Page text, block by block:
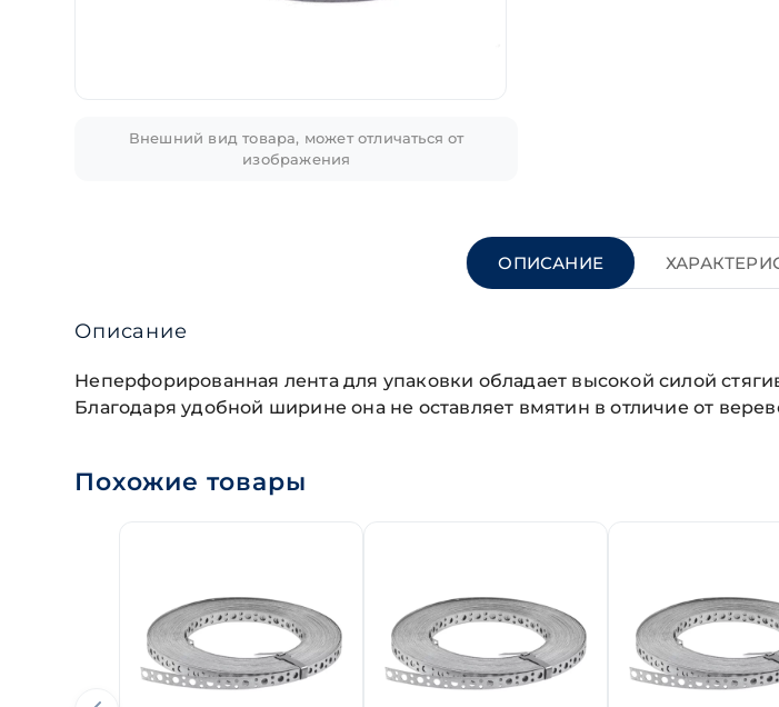
Внешний вид товара, может отличаться от
изображения
ОПИСАНИЕ
Описание
Неперфорированная лента для упаковки обладает высокой силой
Благодаря удобной ширине она не оставляет вмятин в отличие от
Похожие товары